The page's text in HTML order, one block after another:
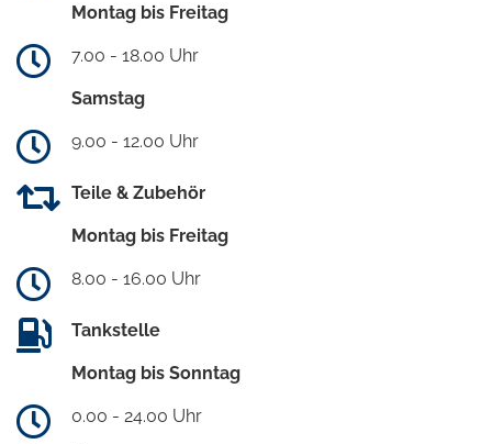
Montag bis Freitag
7.00 - 18.00 Uhr
Samstag
9.00 - 12.00 Uhr
Teile & Zubehör
Montag bis Freitag
8.00 - 16.00 Uhr
Tankstelle
Montag bis Sonntag
0.00 - 24.00 Uhr